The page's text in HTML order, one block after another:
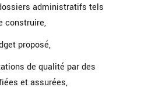
administratifs tels
construire,
proposé,
de qualité par des
et assurées,